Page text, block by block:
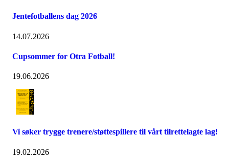
Jentefotballens dag 2026
14.07.2026
Cupsommer for Otra Fotball!
19.06.2026
Vi søker trygge trenere/støttespillere til vårt tilrettelagte lag!
19.02.2026